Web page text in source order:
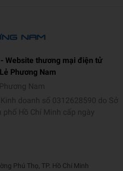
Website thương mại điện tử
Phương Nam
Nam
doanh số 0312628590 do Sở
Hồ Chí Minh cấp ngày
Phú Thọ, TP. Hồ Chí Minh